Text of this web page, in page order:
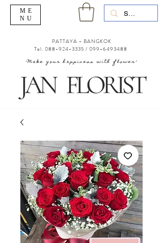
"Make your happiness with flower"
PATTAYA - BANGKOK
Tel. 088-924-3335 / 099-6493488
ME
NU